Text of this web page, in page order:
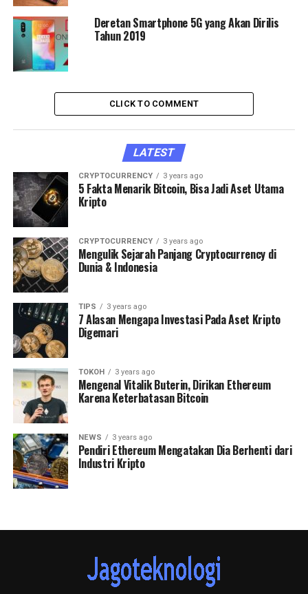
Deretan Smartphone 5G yang Akan Dirilis
Tahun 2019
CLICK TO COMMENT
LATEST
CRYPTOCURRENCY 3 years ago
5 Fakta Menarik Bitcoin, Bisa Jadi Aset Utama
Kripto
CRYPTOCURRENCY 3 years ago
Mengulik Sejarah Panjang Cryptocurrency di
Dunia & Indonesia
TIPS 3 years ago
7 Alasan Mengapa Investasi Pada Aset Kripto
Digemari
TOKOH 3 years ago
Mengenal Vitalik Buterin, Dirikan Ethereum
Karena Keterbatasan Bitcoin
NEWS 3 years ago
Pendiri Ethereum Mengatakan Dia Berhenti dari
Industri Kripto